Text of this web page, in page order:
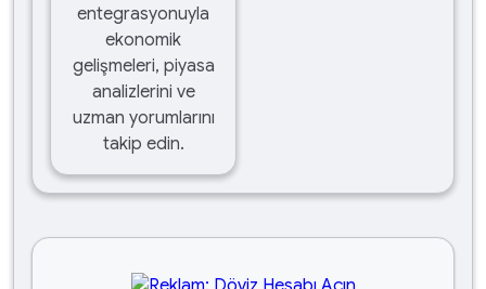
entegrasyonuyla
ekonomik
gelişmeleri, piyasa
analizlerini ve
uzman yorumlarını
takip edin.